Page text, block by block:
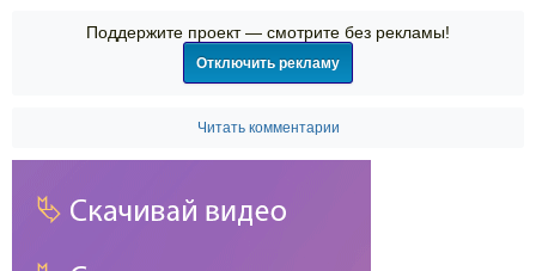
Поддержите проект — смотрите без рекламы!
Отключить рекламу
Читать комментарии